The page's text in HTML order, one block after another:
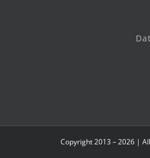
Copyright 2013 – 2026 |